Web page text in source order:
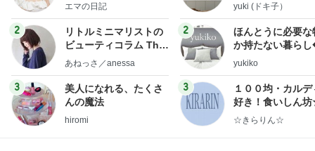
エマの日記
2
リトルミニマリストの
ビューティコラム The
little minimalist's bea
あねっさ／anessa
3
美人になれる、たくさ
んの魔法
hiromi
yuki (ドキ子）
2
ほんとうに必要な
か持たない暮ら
ep Life Simple◆
yukiko
3
１００均・カルデ
好き！食いしん
らりん☆のブログ
☆きらりん☆